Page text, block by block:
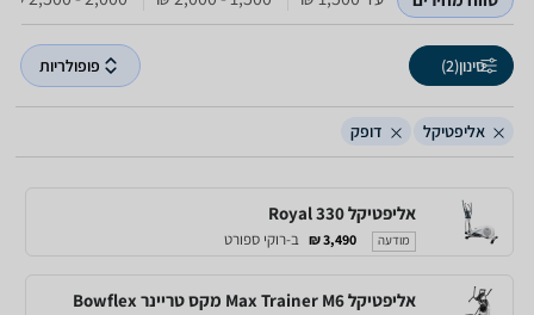
סינון(2) פופולריות
אליפטיקל דופק
אליפטיקל Royal 330
מודעה 3,490 ₪ ב-רוקי ספורט
אליפטיקל Max Trainer M6 מקס טריינר Bowflex